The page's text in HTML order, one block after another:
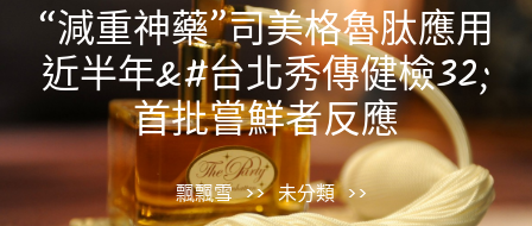
“減重神藥”司美格魯肽應用
近半年&#台北秀傳健檢32;
首批嘗鮮者反應
飄飄雪 >> 未分類 >>